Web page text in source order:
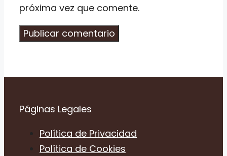
próxima vez que comente.
Páginas Legales
Política de Privacidad
Política de Cookies